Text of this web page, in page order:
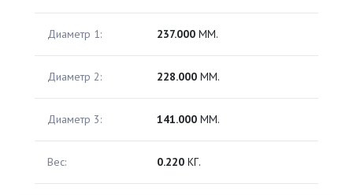
Диаметр 1: 237.000 ММ.
Диаметр 2: 228.000 ММ.
Диаметр 3: 141.000 ММ.
Вес: 0.220 КГ.